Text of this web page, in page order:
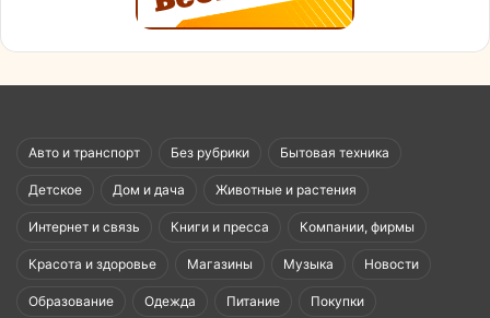
Авто и транспорт Без рубрики Бытовая техника
Детское Дом и дача Животные и растения
Интернет и связь Книги и пресса Компании, фирмы
Красота и здоровье Магазины Музыка Новости
Образование Одежда Питание Покупки